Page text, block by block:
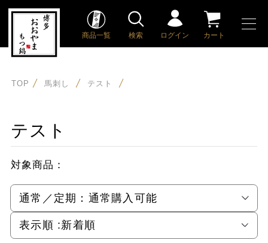
商品一覧 検索 ログイン カート
TOP 馬刺し テスト
テスト
対象商品：
通常／定期： 通常購入可能
表示順 :新着順